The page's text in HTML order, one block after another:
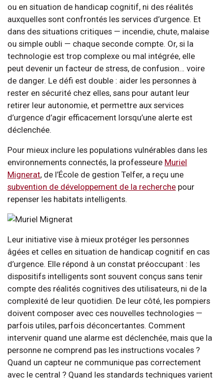
ou en situation de handicap cognitif, ni des réalités
auxquelles sont confrontés les services d’urgence. Et
dans des situations critiques — incendie, chute, malaise
ou simple oubli — chaque seconde compte. Or, si la
technologie est trop complexe ou mal intégrée, elle
peut devenir un facteur de stress, de confusion… voire
de danger. Le défi est double : aider les personnes à
rester en sécurité chez elles, sans pour autant leur
retirer leur autonomie, et permettre aux services
d’urgence d’agir efficacement lorsqu’une alerte est
déclenchée.
Pour mieux inclure les populations vulnérables dans les
environnements connectés, la professeure Muriel
Mignerat, de l’École de gestion Telfer, a reçu une
subvention de développement de la recherche pour
repenser les habitats intelligents.
Leur initiative vise à mieux protéger les personnes
âgées et celles en situation de handicap cognitif en cas
d’urgence. Elle répond à un constat préoccupant : les
dispositifs intelligents sont souvent conçus sans tenir
compte des réalités cognitives des utilisateurs, ni de la
complexité de leur quotidien. De leur côté, les pompiers
doivent composer avec ces nouvelles technologies —
parfois utiles, parfois déconcertantes. Comment
intervenir quand une alarme est déclenchée, mais que la
personne ne comprend pas les instructions vocales ?
Quand un capteur ne communique pas correctement
avec le central ? Quand les standards techniques varient